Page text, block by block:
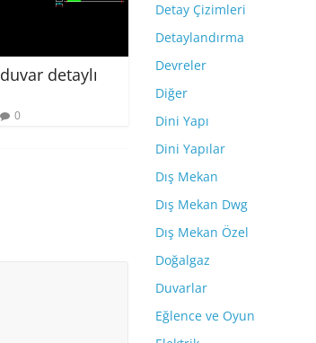
detaylı
0
Detay Çizimleri
Detaylandırma
Devreler
Diğer
Dini Yapı
Dini Yapılar
Dış Mekan
Dış Mekan Dwg
Dış Mekan Özel
Doğalgaz
Duvarlar
Eğlence ve Oyun